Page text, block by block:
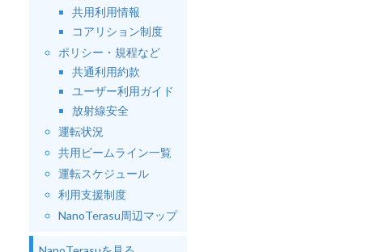
共用利用情報
コアリション制度
ポリシー・規程など
共通利用約款
ユーザー利用ガイド
放射線安全
運転状況
共用ビームライン一覧
運転スケジュール
利用支援制度
NanoTerasu周辺マップ